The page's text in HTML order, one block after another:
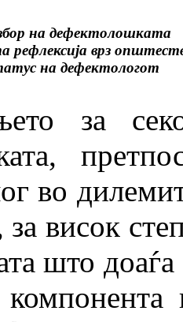
на дефектолошката
рефлексија врз
на дефектологот
за
во
висок
што